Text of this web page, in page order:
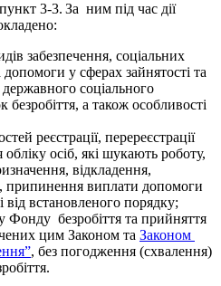
3-3. За ним під час дії
забезпечення, соціальних
у сферах зайнятості та
державного соціального
безробіття, а також особливості
реєстрації, перереєстрації
обліку осіб, які шукають роботу,
відкладення,
припинення виплати допомоги
від встановленого порядку;
безробіття та прийняття
цим Законом та Законом
, без погодження (схвалення)